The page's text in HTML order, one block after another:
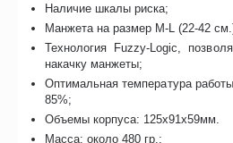
Наличие шкалы риска;
Манжета на размер M-L (22-42
Технология Fuzzy-Logic,
накачку манжеты;
Оптимальная температура
85%;
Объемы корпуса: 125х91х59мм.
Масса: около 480 гр.;